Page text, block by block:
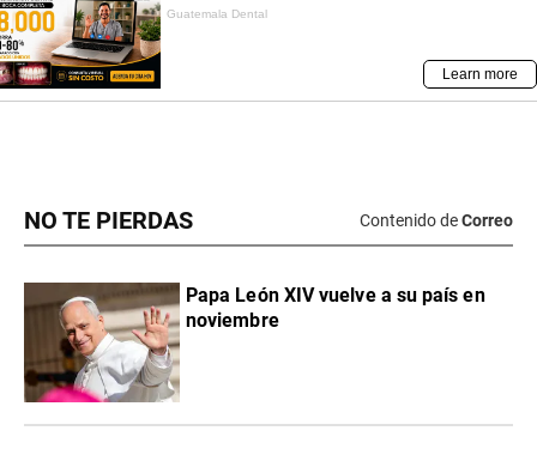
NO TE PIERDAS Contenido deCorreo
Papa León XIV vuelve a su país en
noviembre